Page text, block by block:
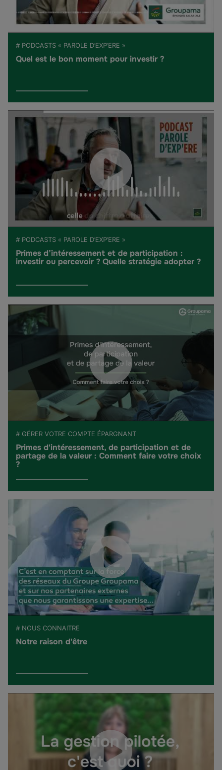
# PODCASTS « PAROLE D’EXP’ERE »
Quel est le bon moment pour investir ?
# PODCASTS « PAROLE D’EXP’ERE »
Primes d’intéressement et de participation :
investir ou percevoir ? Quelle stratégie adopter ?
# GÉRER VOTRE COMPTE ÉPARGNANT
Primes d'intéressement, de participation et de
partage de la valeur : Comment faire votre choix
?
# NOUS CONNAITRE
Notre raison d'être